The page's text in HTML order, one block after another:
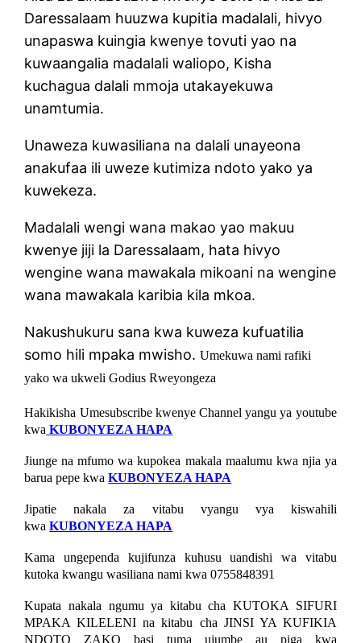
Daressalaam huuzwa kupitia madalali, hivyo
unapaswa kuingia kwenye tovuti yao na
kuwaangalia madalali waliopo, Kisha
kuchagua dalali mmoja utakayekuwa
unamtumia.
Unaweza kuwasiliana na dalali unayeona
anakufaa ili uweze kutimiza ndoto yako ya
kuwekeza.
Madalali wengi wana makao yao makuu
kwenye jiji la Daressalaam, hata hivyo
wengine wana mawakala mikoani na wengine
wana mawakala karibia kila mkoa.
Nakushukuru sana kwa kuweza kufuatilia
somo hili mpaka mwisho.Umekuwa nami rafiki
yako wa ukweli Godius Rweyongeza
Hakikisha Umesubscribe kwenye Channel yangu ya youtube
kwa KUBONYEZA HAPA
Jiunge na mfumo wa kupokea makala maalumu kwa njia ya
barua pepe kwaKUBONYEZA HAPA
Jipatie nakala za vitabu vyangu vya kiswahili
kwaKUBONYEZA HAPA
Kama ungependa kujifunza kuhusu uandishi wa vitabu
kutoka kwangu wasiliana nami kwa 0755848391
Kupata nakala ngumu ya kitabu cha KUTOKA SIFURI
MPAKA KILELENI na kitabu cha JINSI YA KUFIKIA
NDOTO ZAKO basi tuma ujumbe au piga kwa